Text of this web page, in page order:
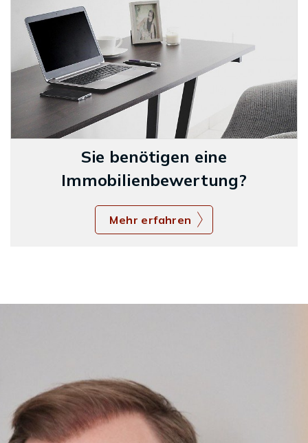
Sie benötigen eine
Immobilienbewertung?
Mehr erfahren